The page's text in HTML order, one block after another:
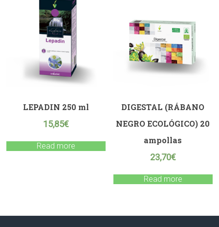
LEPADIN 250 ml
15,85€
Read more
DIGESTAL (RÁBANO
NEGRO ECOLÓGICO) 20
ampollas
23,70€
Read more